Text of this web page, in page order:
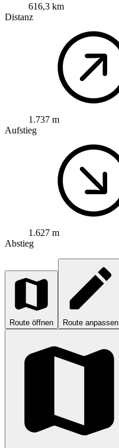
616,3 km
Distanz
1.737 m
Aufstieg
1.627 m
Abstieg
Route öffnen Route anpassen